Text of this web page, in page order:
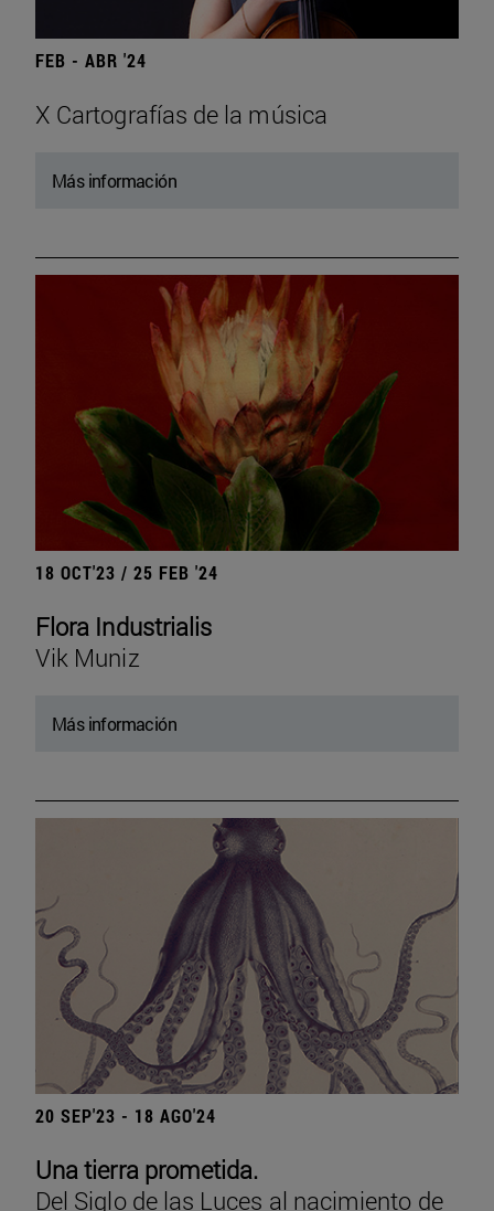
FEB - ABR '24
X Cartografías de la música
Más información
18 OCT'23 / 25 FEB '24
Flora Industrialis
Vik Muniz
Más información
20 SEP'23 - 18 AGO'24
Una tierra prometida.
Del Siglo de las Luces al nacimiento de